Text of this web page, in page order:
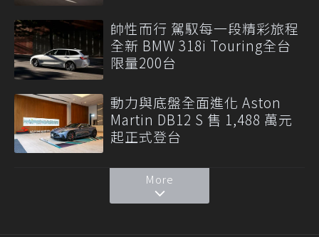
帥性而行 駕馭每一段精彩旅程
全新 BMW 318i Touring全台
限量200台
動力與底盤全面進化 Aston
Martin DB12 S 售 1,488 萬元
起正式登台
More